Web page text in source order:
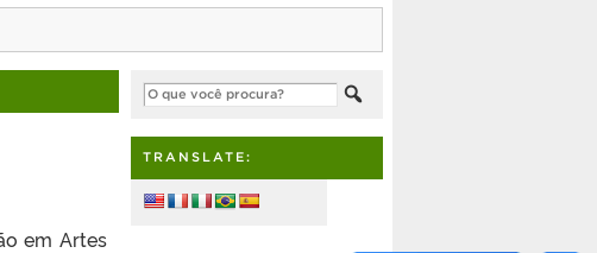
em Artes
TRANSLATE: